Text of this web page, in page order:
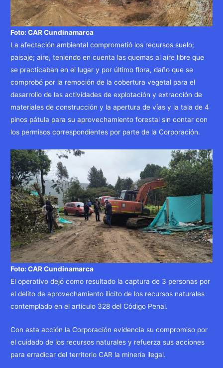
Foto: CAR Cundinamarca
La afectación ambiental comprometió los recursos suelo;
paisaje; aire, teniendo en cuenta las quemas al aire libre que
se practicaban en el lugar y por último flora, daño que se
comprobó por la remoción de la cobertura vegetal para el
desarrollo de las actividades de explotación y extracción de
materiales de construcción y la apertura de vías y la tala de 4
pinos pátula para su aprovechamiento forestal sin contar con
los permisos correspondientes por parte de la Corporación.
Foto: CAR Cundinamarca
El operativo dejó como resultado la captura de 3 personas por
el delito de aprovechamiento ilícito de los recursos naturales
contemplado en el artículo 328 del Código Penal.
Con esta acción la Corporación evidencia su compromiso por
el cuidado de los recursos naturales y refuerza sus acciones
para erradicar del territorio CAR la minería ilegal.